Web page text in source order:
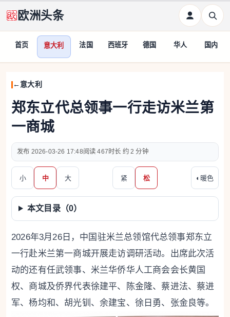
欧洲头条
首页 意大利 法国 西班牙 德国 华人 国内
意大利
郑东立代总领事一行走访米兰第
一商城
2026-03-26 17:48 467 约 2 分钟
小 中 大 紧 松 ◐ 暖色
本文目录（0）
2026年3月26日，中国驻米兰总领馆代总领事郑东立
一行赴米兰第一商城开展走访调研活动。出席此次活
动的还有任武领事、米兰华侨华人工商会会长黄国
权、商城及侨界代表徐建平、陈金隆、蔡进法、蔡进
军、杨均和、胡光钏、余建宝、徐日勇、张金良等。